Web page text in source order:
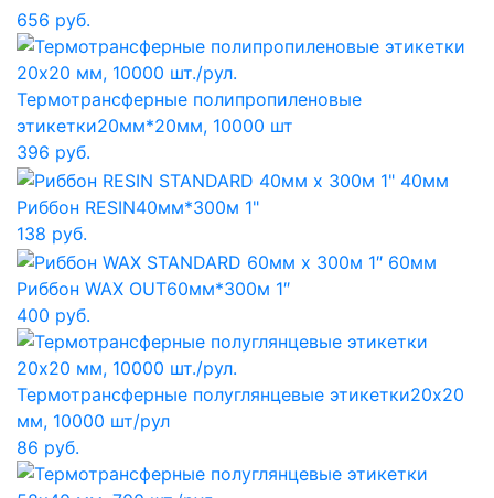
656 руб.
Термотрансферные полипропиленовые
этикетки20мм*20мм, 10000 шт
396 руб.
Риббон RESIN40мм*300м 1"
138 руб.
Риббон WAX OUT60мм*300м 1″
400 руб.
Термотрансферные полуглянцевые этикетки20x20
мм, 10000 шт/рул
86 руб.